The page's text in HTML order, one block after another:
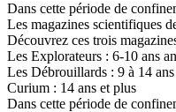
Dans cette période de
Les magazines scientifiques
Découvrez ces trois
Les Explorateurs : 6-10 ans
Les Débrouillards : 9 à 14 ans
Curium : 14 ans et plus
Dans cette période de